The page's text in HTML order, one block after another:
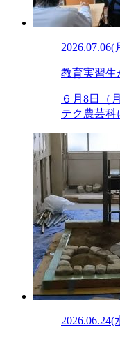
2026.07.06(
教育実習生
６月8日（
テク農芸科
2026.06.24(